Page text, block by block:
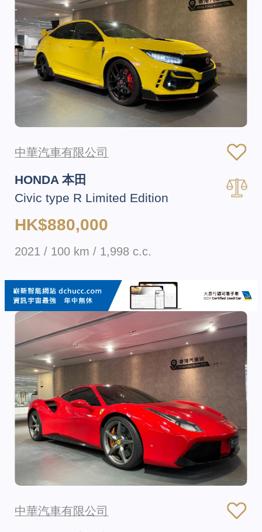
中華汽車有限公司
HONDA 本田
Civic type R Limited Edition
HK$880,000
2021 / 100 km / 1,998 c.c.
中華汽車有限公司